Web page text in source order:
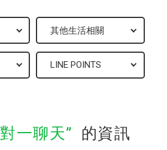
一聊天 的資訊